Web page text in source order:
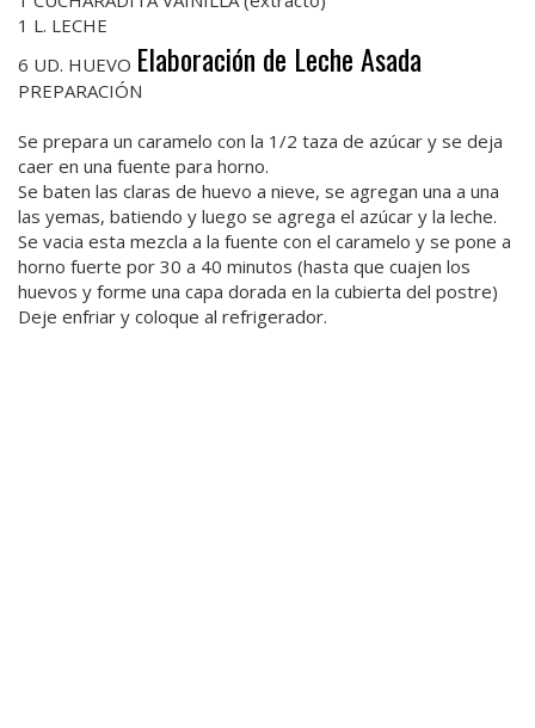
1 L. LECHE
6 UD. HUEVO Elaboración de Leche Asada
PREPARACIÓN
Se prepara un caramelo con la 1/2 taza de azúcar y se deja
caer en una fuente para horno.
Se baten las claras de huevo a nieve, se agregan una a una
las yemas, batiendo y luego se agrega el azúcar y la leche.
Se vacia esta mezcla a la fuente con el caramelo y se pone a
horno fuerte por 30 a 40 minutos (hasta que cuajen los
huevos y forme una capa dorada en la cubierta del postre)
Deje enfriar y coloque al refrigerador.